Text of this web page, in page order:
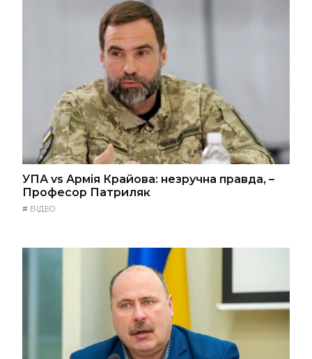
УПА vs Армія Крайова: незручна правда, –
Професор Патриляк
# ВІДЕО